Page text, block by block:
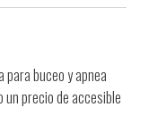
para buceo y apnea
precio de accesible